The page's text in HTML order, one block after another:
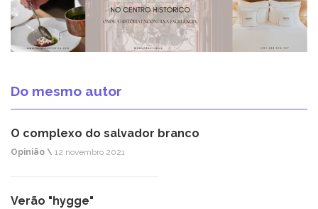
Do mesmo autor
O complexo do salvador branco
Opinião \ 12 novembro 2021
Verão "hygge"